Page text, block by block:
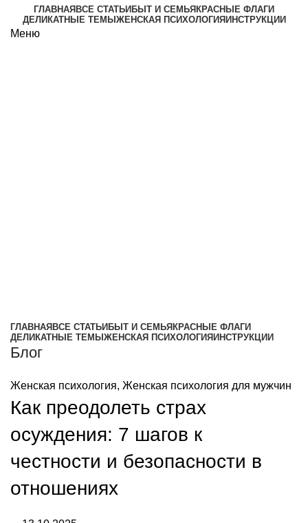
ГЛАВНАЯ ВСЕ СТАТЬИ БЫТ И СЕМЬЯ КРАСНЫЕ ФЛАГИ
ДЕЛИКАТНЫЕ ТЕМЫ ЖЕНСКАЯ ПСИХОЛОГИЯ ИНСТРУКЦИИ
Меню
ГЛАВНАЯ ВСЕ СТАТЬИ БЫТ И СЕМЬЯ КРАСНЫЕ ФЛАГИ
ДЕЛИКАТНЫЕ ТЕМЫ ЖЕНСКАЯ ПСИХОЛОГИЯ ИНСТРУКЦИИ
Блог
Женская психология, Женская психология для мужчин
Как преодолеть страх
осуждения: 7 шагов к
честности и безопасности в
отношениях